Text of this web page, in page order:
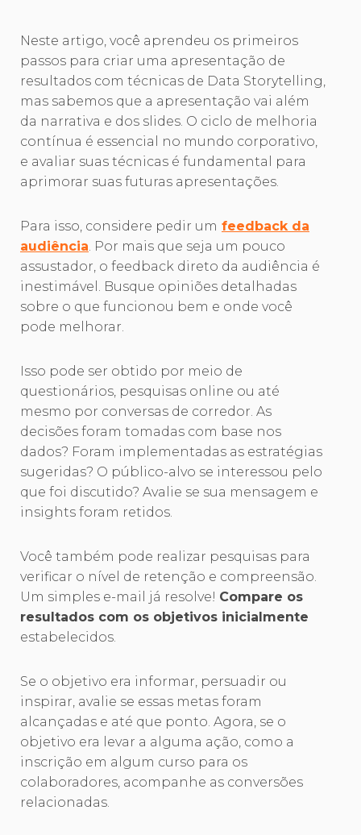
Neste artigo, você aprendeu os primeiros
passos para criar uma apresentação de
resultados com técnicas de Data Storytelling,
mas sabemos que a apresentação vai além
da narrativa e dos slides. O ciclo de melhoria
contínua é essencial no mundo corporativo,
e avaliar suas técnicas é fundamental para
aprimorar suas futuras apresentações.
Para isso, considere pedir um feedback da
audiência. Por mais que seja um pouco
assustador, o feedback direto da audiência é
inestimável. Busque opiniões detalhadas
sobre o que funcionou bem e onde você
pode melhorar.
Isso pode ser obtido por meio de
questionários, pesquisas online ou até
mesmo por conversas de corredor. As
decisões foram tomadas com base nos
dados? Foram implementadas as estratégias
sugeridas? O público-alvo se interessou pelo
que foi discutido? Avalie se sua mensagem e
insights foram retidos.
Você também pode realizar pesquisas para
verificar o nível de retenção e compreensão.
Um simples e-mail já resolve! Compare os
resultados com os objetivos inicialmente
estabelecidos.
Se o objetivo era informar, persuadir ou
inspirar, avalie se essas metas foram
alcançadas e até que ponto. Agora, se o
objetivo era levar a alguma ação, como a
inscrição em algum curso para os
colaboradores, acompanhe as conversões
relacionadas.